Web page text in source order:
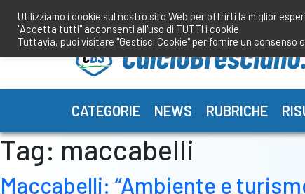
contenuto
CATEGORIE NEWS RUBRICHE
Tag: maccabelli
Maccabelli: “Ambiente e
Utilizziamo i cookie sul nostro sito Web per offrirti la miglior
"Accetta tutti" acconsenti all'uso di TUTTI i cookie.
Tuttavia, puoi visitare "Gestisci Cookie" per fornire un consenso